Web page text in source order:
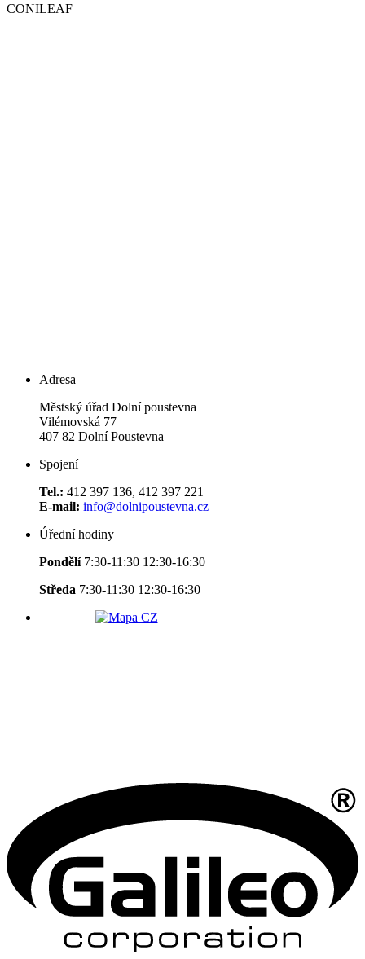
CONILEAF
Adresa
Městský úřad Dolní poustevna
Vilémovská 77
407 82 Dolní Poustevna
Spojení
Tel.: 412 397 136, 412 397 221
E-mail: info@dolnipoustevna.cz
Úřední hodiny
Pondělí 7:30-11:30 12:30-16:30
Středa 7:30-11:30 12:30-16:30